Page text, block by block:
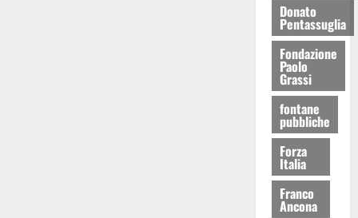
Donato
Pentassuglia
Fondazione
Paolo
Grassi
fontane
pubbliche
Forza
Italia
Franco
Ancona